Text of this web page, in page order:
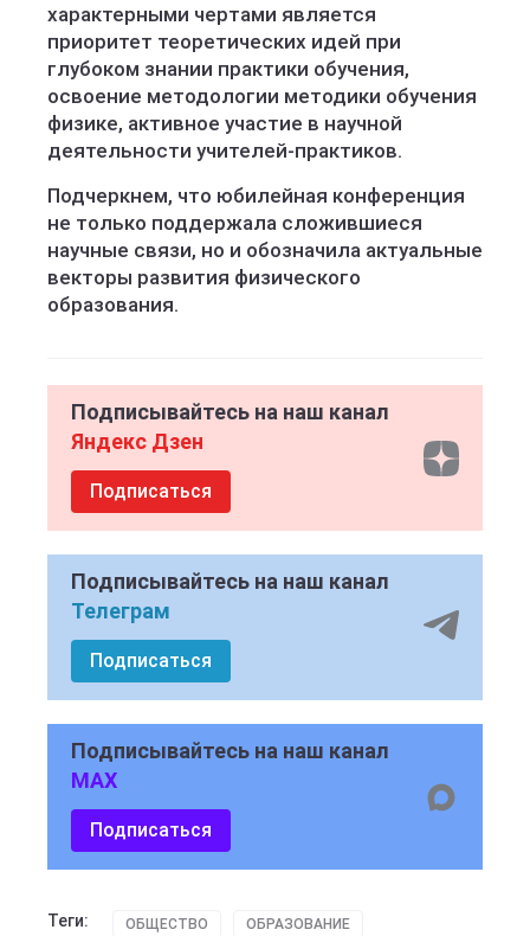
характерными чертами является
приоритет теоретических идей при
глубоком знании практики обучения,
освоение методологии методики обучения
физике, активное участие в научной
деятельности учителей-практиков.
Подчеркнем, что юбилейная конференция
не только поддержала сложившиеся
научные связи, но и обозначила актуальные
векторы развития физического
образования.
Подписывайтесь на наш канал
Яндекс Дзен
Подписаться
Подписывайтесь на наш канал
Телеграм
Подписаться
Подписывайтесь на наш канал
MAX
Подписаться
Теги: ОБЩЕСТВО ОБРАЗОВАНИЕ